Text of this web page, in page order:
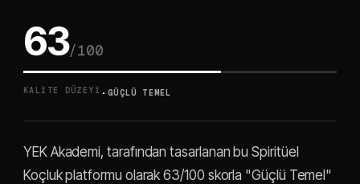
63/100
KALITE DÜZEYI ·GÜÇLÜ TEMEL
YEK Akademi, tarafından tasarlanan bu Spiritüel
Koçluk platformu olarak 63/100 skorla "Güçlü Temel"